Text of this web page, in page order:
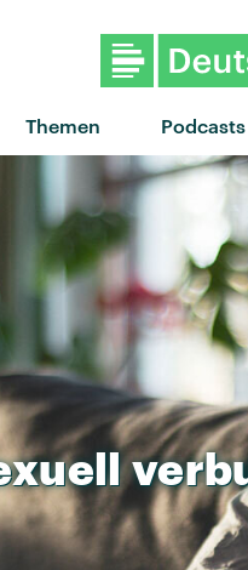
Themen Podcasts